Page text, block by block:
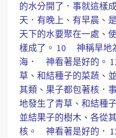
的水分開了．事就這樣
天．有晚上、有早晨、
天下的水要聚在一處、
樣成了。 10 神稱旱地
海． 神看著是好的。
草、和結種子的菜蔬、
其類、果子都包著核．
地發生了青草、和結種
並結果子的樹木、各從
核。 神看著是好的．